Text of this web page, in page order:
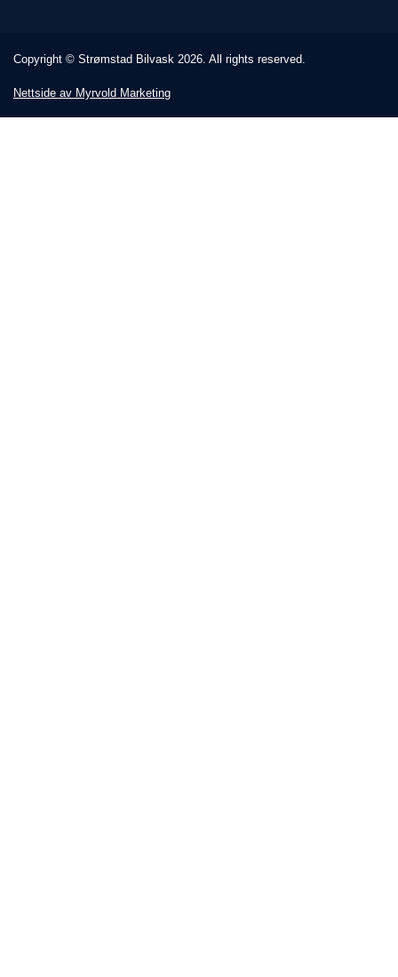
Copyright © Strømstad Bilvask 2026. All rights reserved.
Nettside av Myrvold Marketing